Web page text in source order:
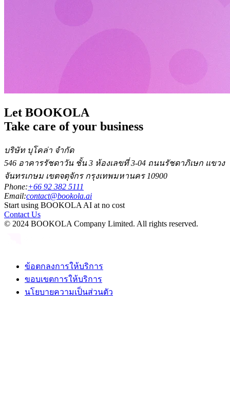
Let BOOKOLA
Take care of your business
บริษัท บุโคล่า จำกัด
546 อาคารรัชดาวัน ชั้น 3 ห้องเลขที่ 3-04 ถนนรัชดาภิเษก แขวง
จันทรเกษม เขตจตุจักร กรุงเทพมหานคร 10900
Phone:+66 92 382 5111
Email:contact@bookola.ai
Start using BOOKOLA AI at no cost
Contact Us
© 2024 BOOKOLA Company Limited. All rights reserved.
ข้อตกลงการให้บริการ
ขอบเขตการให้บริการ
นโยบายความเป็นส่วนตัว